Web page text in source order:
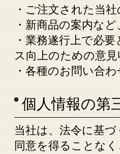
・ご注文された当
・新商品の案内な
・業務遂行上で必
ス向上のための意見
・各種のお問い合わ
個人情報の第
当社は、法令に基
同意を得ることな